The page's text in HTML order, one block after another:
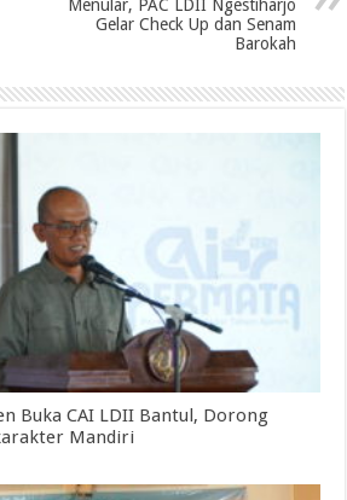
Menular, PAC LDII Ngestiharjo
Gelar Check Up dan Senam
Barokah
Buka CAI LDII Bantul, Dorong
Mandiri